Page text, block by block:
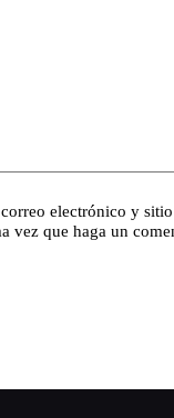
electrónico y sitio
vez que haga un